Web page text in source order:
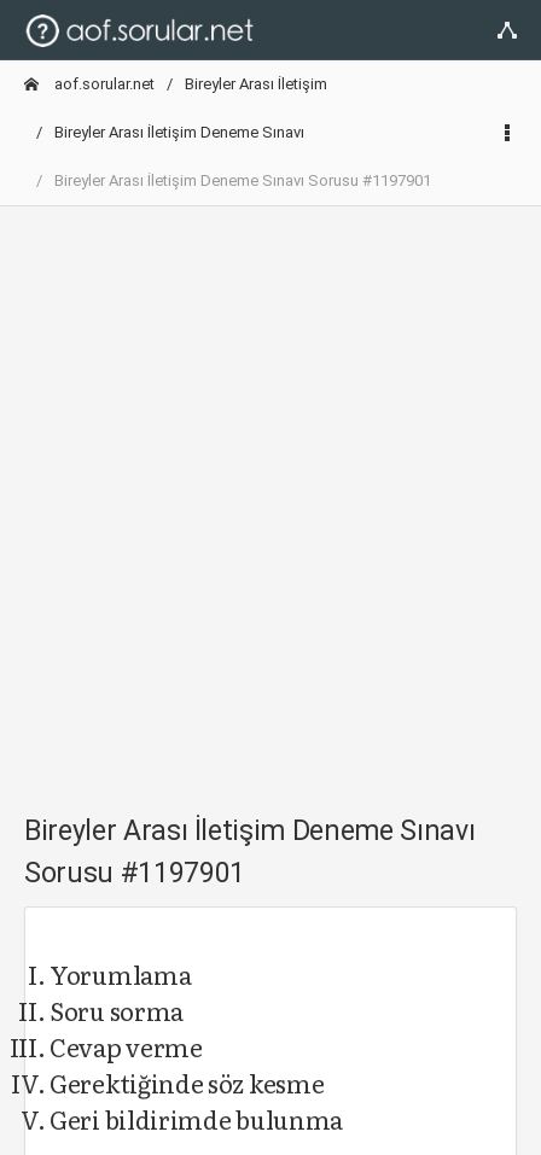
aof.sorular.net Bireyler Arası İletişim
Bireyler Arası İletişim Deneme Sınavı
Bireyler Arası İletişim Deneme Sınavı Sorusu #1197901
Bireyler Arası İletişim Deneme Sınavı
Sorusu #1197901
Yorumlama
Soru sorma
Cevap verme
Gerektiğinde söz kesme
Geri bildirimde bulunma